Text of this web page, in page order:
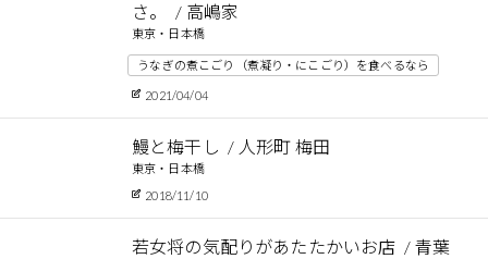
さ。
高嶋家
東京・日本橋
うなぎの煮こごり（煮凝り・にこごり）を食べるなら
2021/04/04
鰻と梅干し 人形町 梅田
東京・日本橋
2018/11/10
若女将の気配りがあたたかいお店 青葉